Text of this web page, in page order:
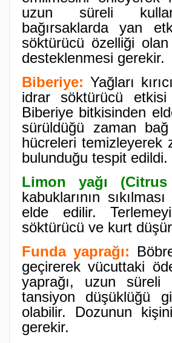
uzun süreli
bağırsaklarda yan
söktürücü özelliği
desteklenmesi gerekir.
Biberiye: Yağları
idrar söktürücü etkisi
Biberiye bitkisinden
sürüldüğü zaman
hücreleri temizleyerek
bulunduğu tespit edildi.
Limon yağı
kabuklarının
elde edilir.
söktürücü ve kurt
Funda yaprağı:
geçirerek vücuttaki
yaprağı, uzun süreli
tansiyon düşüklüğü
olabilir. Dozunun
gerekir.